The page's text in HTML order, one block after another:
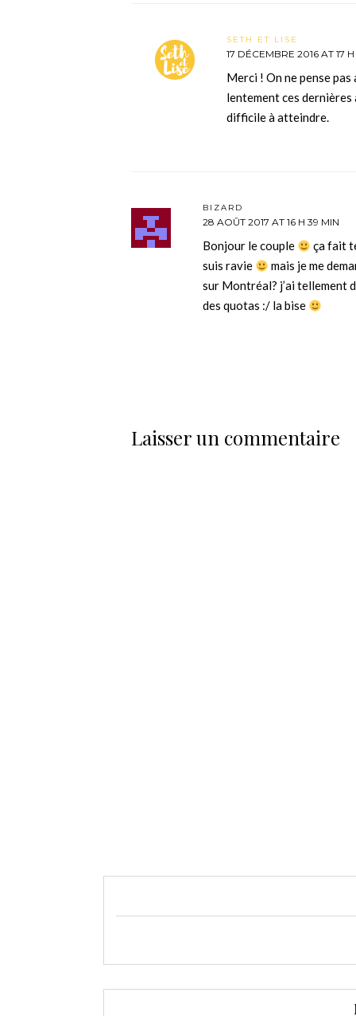
SETH ET LISE
17 DÉCEMBRE 2016 AT 17
Merci ! On ne pense
lentement ces
difficile à atteindre.
BIZARD
28 AOÛT 2017 AT 16 H 39 MIN
Bonjour le couple
ça fait
suis ravie
mais je me
sur Montréal? j’ai tellement
des quotas :/ la bise
Laisser un commentaire